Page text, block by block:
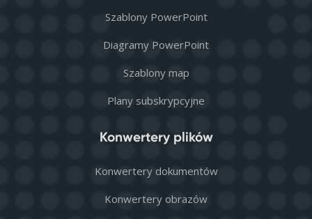
Szablony PowerPoint
Diagramy PowerPoint
Szablony map
Plany subskrypcyjne
Konwertery plików
Konwertery dokumentów
Konwertery obrazów